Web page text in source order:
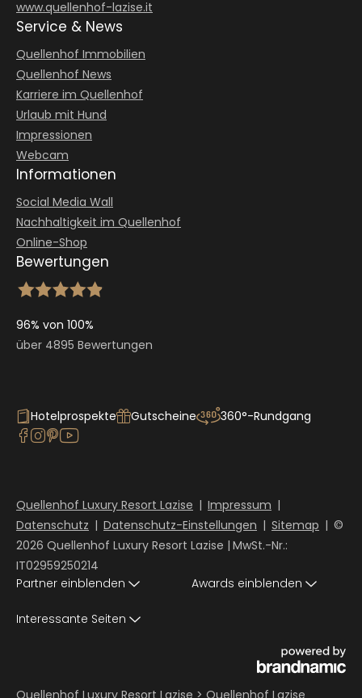
www.quellenhof-lazise.it
Service & News
Quellenhof Immobilien
Quellenhof News
Karriere im Quellenhof
Urlaub mit Hund
Impressionen
Webcam
Informationen
Social Media Wall
Nachhaltigkeit im Quellenhof
Online-Shop
Bewertungen
96% von 100%
über 4895 Bewertungen
Hotelprospekte Gutscheine 360°-Rundgang
Quellenhof Luxury Resort Lazise | Impressum |
Datenschutz | Datenschutz-Einstellungen | Sitemap | ©
2026 Quellenhof Luxury Resort Lazise | MwSt.-Nr.:
IT02959250214
Partner einblenden
Awards einblenden
Interessante Seiten
Quellenhof Luxury Resort Lazise > Quellenhof Lazise